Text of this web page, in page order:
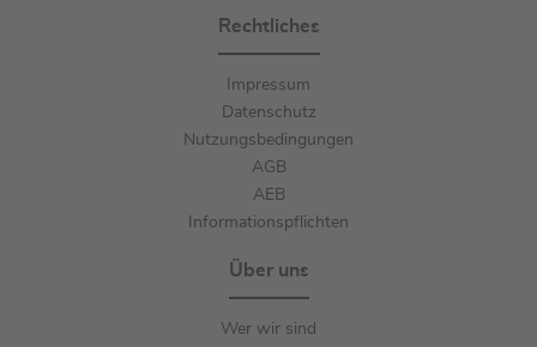
Rechtliches
Impressum
Datenschutz
Nutzungsbedingungen
AGB
AEB
Informationspflichten
Über uns
Wer wir sind